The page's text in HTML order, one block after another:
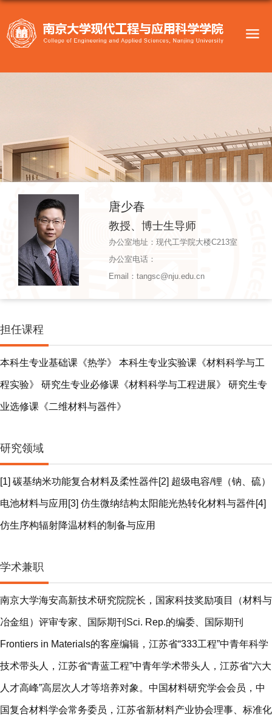
唐少春
教授、博士生导师
办公室地址：现代工学院大楼C213室
办公室电话：
Email：tangsc@nju.edu.cn
担任课程
本科生专业基础课《热学》 本科生专业实验课《材料科学与工
程实验》 研究生专业必修课《材料科学与工程进展》 研究生专
业选修课《二维材料与器件》
研究领域
[1] 碳基纳米功能复合材料及柔性器件[2] 超级电容/锂（钠、硫）
电池材料与应用[3] 仿生微纳结构太阳能光热转化材料与器件[4]
仿生序构辐射降温材料的制备与应用
学术兼职
南京大学海安高新技术研究院院长，国家科技奖励项目（材料与
冶金组）评审专家、国际期刊Sci. Rep.的编委、国际期刊
Frontiers in Materials的客座编辑，江苏省“333工程”中青年科学
技术带头人，江苏省“青蓝工程”中青年学术带头人，江苏省“六大
人才高峰”高层次人才等培养对象。中国材料研究学会会员，中
国复合材料学会常务委员，江苏省新材料产业协会理事、标准化